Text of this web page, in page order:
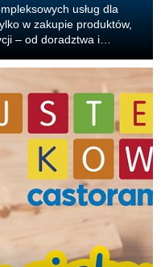
usług dla
w zakupie produktów,
– od doradztwa i
tak dzia...